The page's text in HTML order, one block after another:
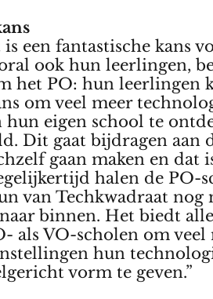
een fantastische kans
ook hun leerlingen,
het PO: hun leerlingen
om veel meer
hun eigen school te
Dit gaat bijdragen aan
gaan maken en dat
halen de PO-
van Techkwadraat nog
binnen. Het biedt
als VO-scholen om veel
hun
vorm te geven.”